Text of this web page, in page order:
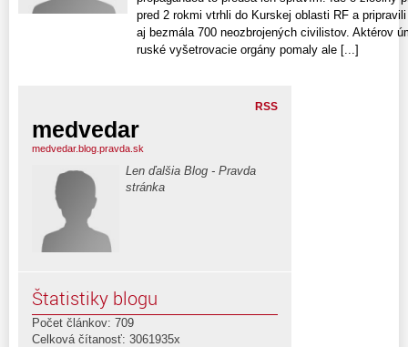
pred 2 rokmi vtrhli do Kurskej oblasti RF a
aj bezmála 700 neozbrojených civilistov. Aktérov
ruské vyšetrovacie orgány pomaly ale [...]
RSS
medvedar
medvedar.blog.pravda.sk
Len ďalšia Blog - Pravda
stránka
Štatistiky blogu
Počet článkov: 709
Celková čítanosť: 3061935x